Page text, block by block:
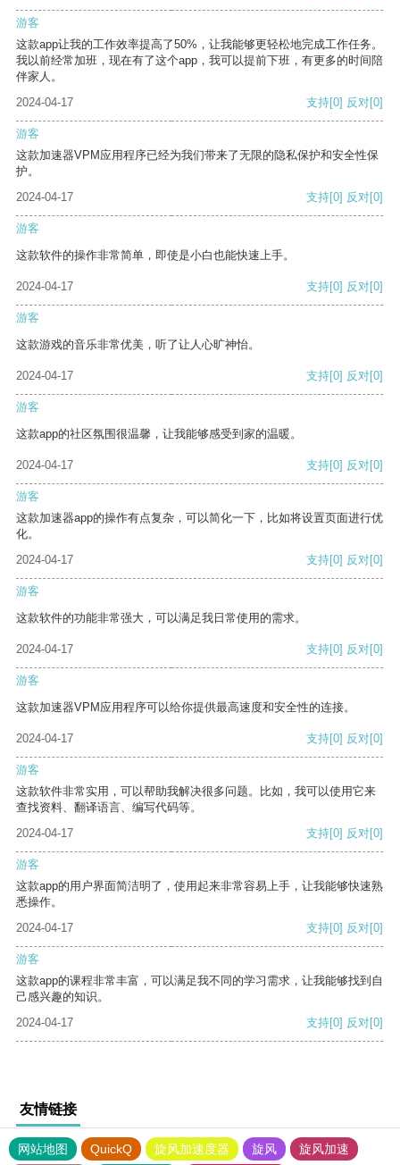
游客
这款app让我的工作效率提高了50%，让我能够更轻松地完成工作任务。
我以前经常加班，现在有了这个app，我可以提前下班，有更多的时间陪
伴家人。
2024-04-17
支持[0] 反对[0]
游客
这款加速器VPM应用程序已经为我们带来了无限的隐私保护和安全性保
护。
2024-04-17
支持[0] 反对[0]
游客
这款软件的操作非常简单，即使是小白也能快速上手。
2024-04-17 支持[0] 反对[0]
游客
这款游戏的音乐非常优美，听了让人心旷神怡。
2024-04-17 支持[0] 反对[0]
游客
这款app的社区氛围很温馨，让我能够感受到家的温暖。
2024-04-17 支持[0] 反对[0]
游客
这款加速器app的操作有点复杂，可以简化一下，比如将设置页面进行优
化。
2024-04-17
支持[0] 反对[0]
游客
这款软件的功能非常强大，可以满足我日常使用的需求。
2024-04-17 支持[0] 反对[0]
游客
这款加速器VPM应用程序可以给你提供最高速度和安全性的连接。
2024-04-17 支持[0] 反对[0]
游客
这款软件非常实用，可以帮助我解决很多问题。比如，我可以使用它来
查找资料、翻译语言、编写代码等。
2024-04-17
支持[0] 反对[0]
游客
这款app的用户界面简洁明了，使用起来非常容易上手，让我能够快速熟
悉操作。
2024-04-17
支持[0] 反对[0]
游客
这款app的课程非常丰富，可以满足我不同的学习需求，让我能够找到自
己感兴趣的知识。
2024-04-17
支持[0] 反对[0]
友情链接
网站地图 QuickQ 旋风加速度器 旋风 旋风加速